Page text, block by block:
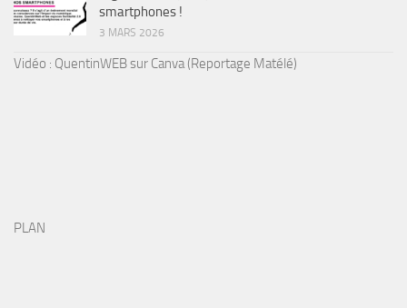
smartphones !
3 MARS 2026
Vidéo : QuentinWEB sur Canva (Reportage Matélé)
PLAN